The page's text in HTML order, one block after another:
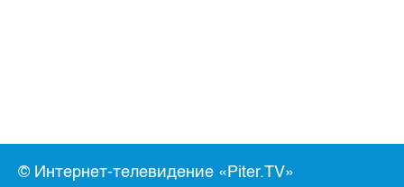
© Интернет-телевидение «Piter.TV»